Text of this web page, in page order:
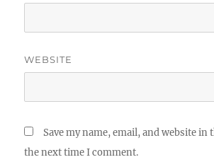
WEBSITE
Save my name, email, and website
the next time I comment.